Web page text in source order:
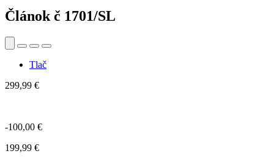
Článok č 1701/SL
Tlač
299,99 €
-100,00 €
199,99 €